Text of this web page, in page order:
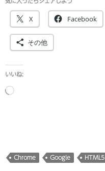
X Facebook
その他
いいね:
読
Chrome Google HTML5